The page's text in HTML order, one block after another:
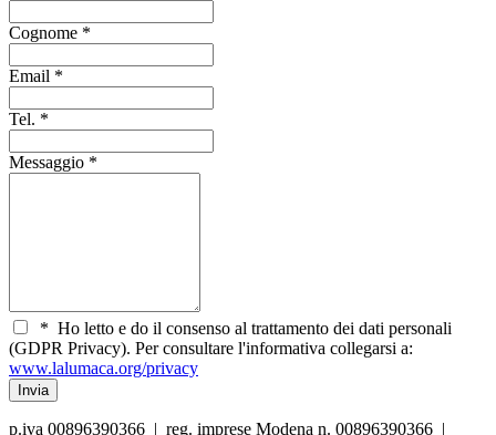
Cognome *
Email *
Tel. *
Messaggio *
* Ho letto e do il consenso al trattamento dei dati personali
(GDPR Privacy). Per consultare l'informativa collegarsi a:
www.lalumaca.org/privacy
p.iva 00896390366 | reg. imprese Modena n. 00896390366 |